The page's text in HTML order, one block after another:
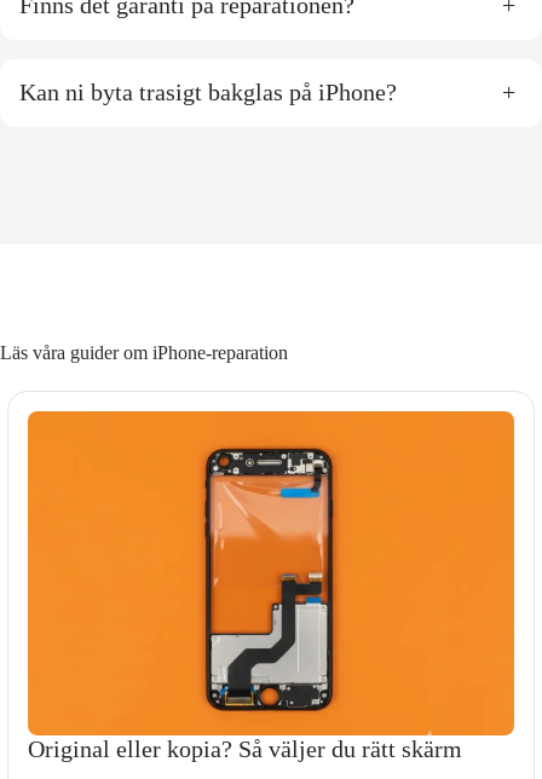
Finns det garanti på reparationen? +
Kan ni byta trasigt bakglas på iPhone? +
Läs våra guider om iPhone-reparation
Original eller kopia? Så väljer du rätt skärm